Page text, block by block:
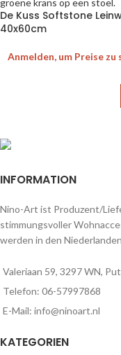
De Kuss Softstone
40x60cm
Anmelden, um Preise zu
INFORMATION
Nino-Art ist Produzent/
stimmungsvoller
werden in den
Valeriaan 59, 3297 WN,
Telefon: 06-57997868
E-Mail: info@ninoart.nl
KATEGORIEN